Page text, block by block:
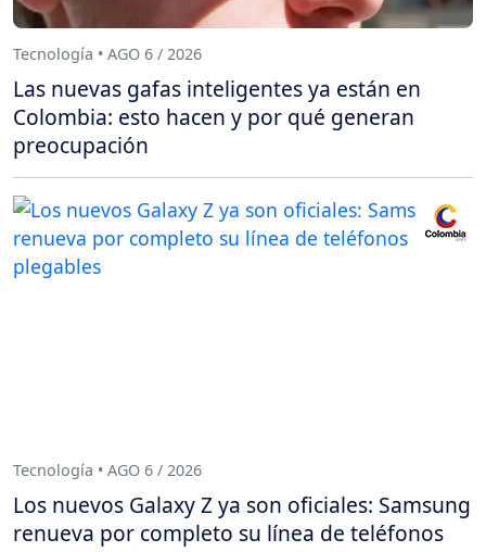
Tecnología • AGO 6 / 2026
Las nuevas gafas inteligentes ya están en
Colombia: esto hacen y por qué generan
preocupación
Tecnología • AGO 6 / 2026
Los nuevos Galaxy Z ya son oficiales: Samsung
renueva por completo su línea de teléfonos